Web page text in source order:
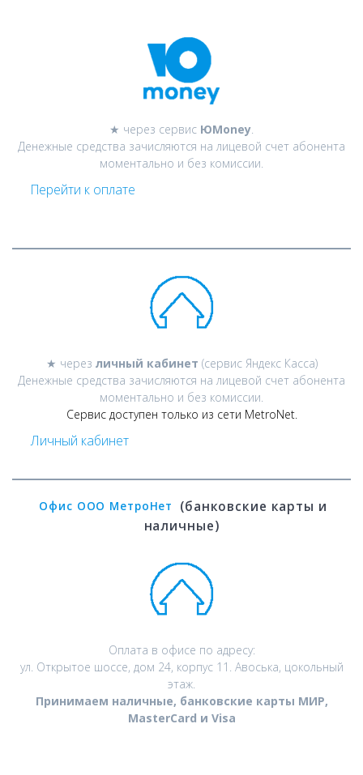
★ через сервис ЮMoney.
Денежные средства зачисляются на лицевой счет абонента
моментально и без комиссии.
Перейти к оплате
★ через личный кабинет (сервис Яндекс Касса)
Денежные средства зачисляются на лицевой счет абонента
моментально и без комиссии.
Сервис доступен только из сети MetroNet.
Личный кабинет
Офис ООО МетроНет
(банковские карты и
наличные)
Оплата в офисе по адресу:
ул. Открытое шоссе, дом 24, корпус 11. Авоська, цокольный
этаж.
Принимаем наличные, банковские карты МИР,
MasterCard и Visa